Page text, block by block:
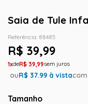
Saia de Tule
Referência: 88485
R$ 39,99
1 R$ 39,99
ouR$ 37.99 à vistacom
Tamanho